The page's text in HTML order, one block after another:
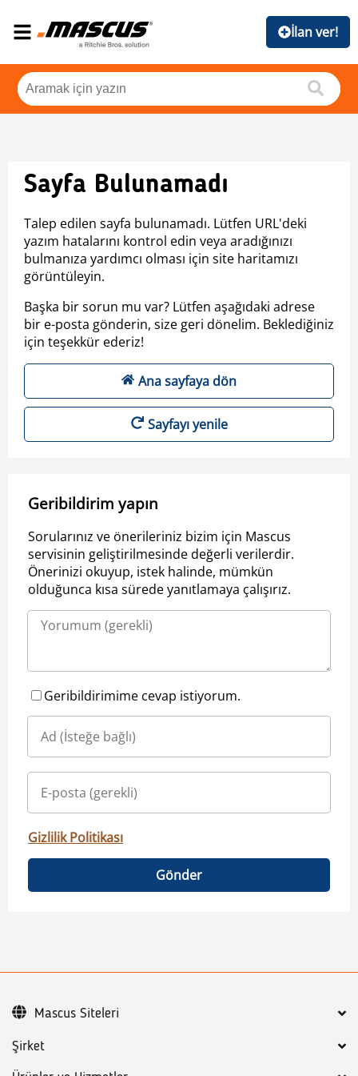
İlan ver!
Sayfa Bulunamadı
Talep edilen sayfa bulunamadı. Lütfen URL'deki
yazım hatalarını kontrol edin veya aradığınızı
bulmanıza yardımcı olması için site haritamızı
görüntüleyin.
Başka bir sorun mu var? Lütfen aşağıdaki adrese
bir e-posta gönderin, size geri dönelim. Beklediğiniz
için teşekkür ederiz!
Ana sayfaya dön
Sayfayı yenile
Geribildirim yapın
Sorularınız ve önerileriniz bizim için Mascus
servisinin geliştirilmesinde değerli verilerdir.
Önerinizi okuyup, istek halinde, mümkün
olduğunca kısa sürede yanıtlamaya çalışırız.
Geribildirimime cevap istiyorum.
Gizlilik Politikası
Gönder
Şirket
Mascus Siteleri